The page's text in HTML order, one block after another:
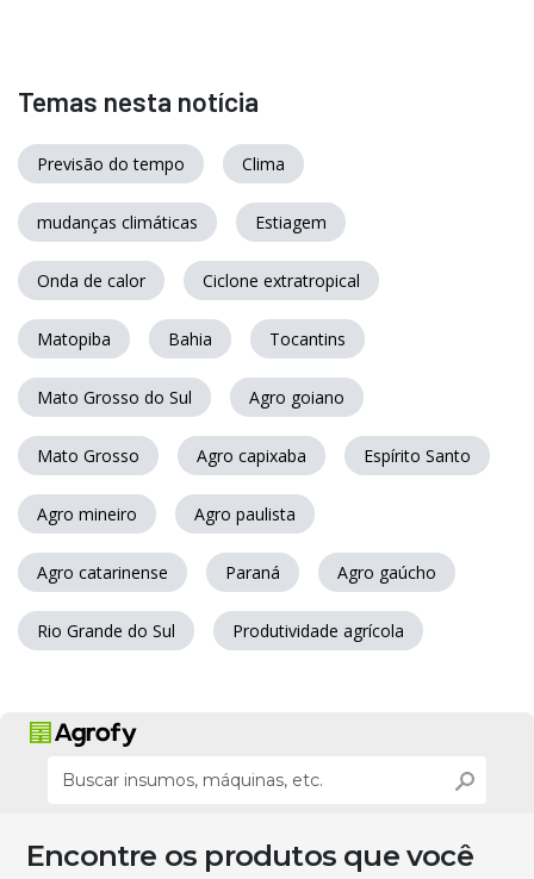
Temas nesta notícia
Previsão do tempo Clima
mudanças climáticas Estiagem
Onda de calor Ciclone extratropical
Matopiba Bahia Tocantins
Mato Grosso do Sul Agro goiano
Mato Grosso Agro capixaba Espírito Santo
Agro mineiro Agro paulista
Agro catarinense Paraná Agro gaúcho
Rio Grande do Sul Produtividade agrícola
Encontre os produtos que você